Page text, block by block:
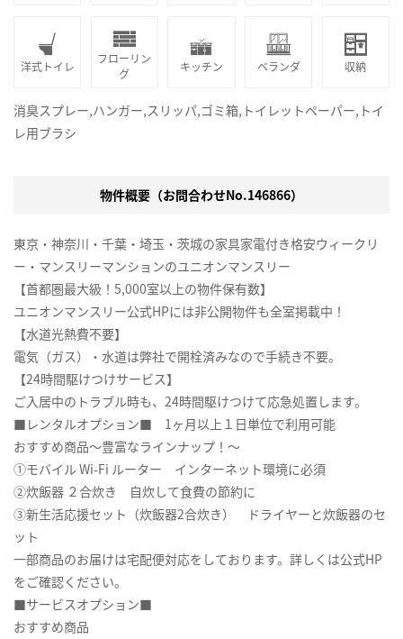
洋式トイレ
フローリン
グ
キッチン ベランダ 収納
消臭スプレー,ハンガー,スリッパ,ゴミ箱,トイレットペーパー,トイ
レ用ブラシ
物件概要（お問合わせNo.146866）
東京・神奈川・千葉・埼玉・茨城の家具家電付き格安ウィークリ
ー・マンスリーマンションのユニオンマンスリー
【首都圏最大級！5,000室以上の物件保有数】
ユニオンマンスリー公式HPには非公開物件も全室掲載中！
【水道光熱費不要】
電気（ガス）・水道は弊社で開栓済みなので手続き不要。
【24時間駆けつけサービス】
ご入居中のトラブル時も、24時間駆けつけて応急処置します。
■レンタルオプション■ 1ヶ月以上１日単位で利用可能
おすすめ商品～豊富なラインナップ！～
①モバイル Wi-Fi ルーター インターネット環境に必須
②炊飯器 ２合炊き 自炊して食費の節約に
③新生活応援セット（炊飯器2合炊き） ドライヤーと炊飯器のセ
ット
一部商品のお届けは宅配便対応をしております。詳しくは公式HP
をご確認ください。
■サービスオプション■
おすすめ商品